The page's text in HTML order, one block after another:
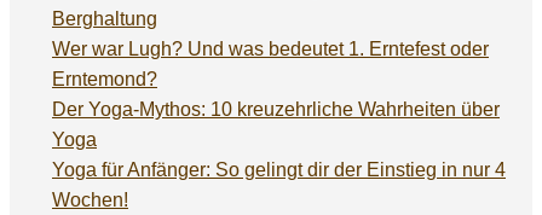
Berghaltung
Wer war Lugh? Und was bedeutet 1. Erntefest oder
Erntemond?
Der Yoga-Mythos: 10 kreuzehrliche Wahrheiten über
Yoga
Yoga für Anfänger: So gelingt dir der Einstieg in nur 4
Wochen!